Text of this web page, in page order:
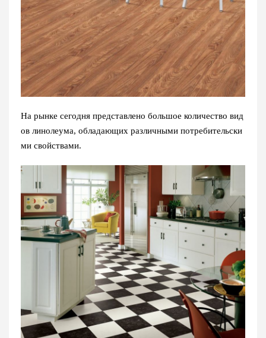
На рынке сегодня представлено большое количество вид
ов линолеума, обладающих различными потребительски
ми свойствами.